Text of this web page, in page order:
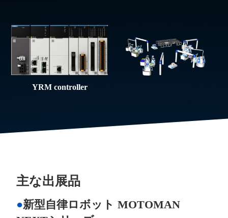
YRM controller
主な出展品
新型自律ロボット MOTOMAN